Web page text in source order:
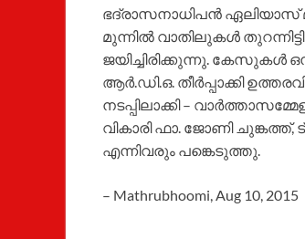
ഭദ്രാസനാധിപന്‍
മുന്നില്‍ വാതിലുകള്‍
ജയിച്ചിരിക്കുന്നു. കേസുകള്‍
ആര്‍.ഡി.ഒ. തീര്‍പ്പാക്കി
നടപ്പിലാക്കി –
വികാരി ഫാ. ജോണി ചുങ്കത്ത്,
എന്നിവരും പങ്കെടുത്തു.
– Mathrubhoomi, Aug 10, 2015